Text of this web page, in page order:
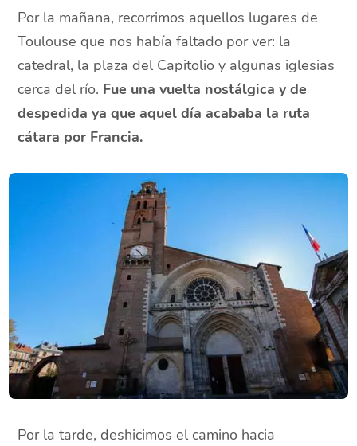
Por la mañana, recorrimos aquellos lugares de
Toulouse que nos había faltado por ver: la
catedral, la plaza del Capitolio y algunas iglesias
cerca del río. Fue una vuelta nostálgica y de
despedida ya que aquel día acababa la ruta
cátara por Francia.
Por la tarde, deshicimos el camino hacia